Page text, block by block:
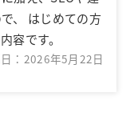
、 はじめての方
容です。
：2026年5月22日